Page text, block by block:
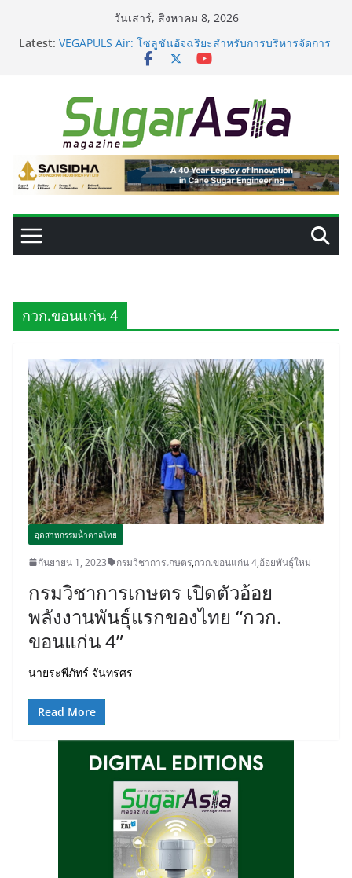
วันเสาร์, สิงหาคม 8, 2026
Latest: VEGAPULS Air: โซลูชันอัจฉริยะสำหรับการบริหารจัดการ
ถังเก็บในอุตสาหกรรมน้ำตาล
GC เปิดโรงงาน NatureWorks แห่งใหม่ ผลิต PLA ครบ
วงจร ดันไทยสู่ศูนย์กลางไบโอพลาสติกของเอเชีย
อุตสาหกรรมเอทานอลไทยพร้อมรับ E20 โรงงาน 28 แห่งมี
กำลังผลิตรวม 7.2 ล้านลิตร/วัน
เครื่องแยกสีความแม่นยำสูง ยกระดับคุณภาพน้ำตาลและ
ประสิทธิภาพการผลิต
กวก.ขอนแก่น 4
อุตสาหกรรมน้ำตาลไทย
กันยายน 1, 2023 กรมวิชาการเกษตร,กวก.ขอนแก่น 4,อ้อยพันธุ์ใหม่
กรมวิชาการเกษตร เปิดตัวอ้อย
พลังงานพันธุ์แรกของไทย “กวก.
ขอนแก่น 4”
นายระพีภัทร์ จันทรศร
Read More